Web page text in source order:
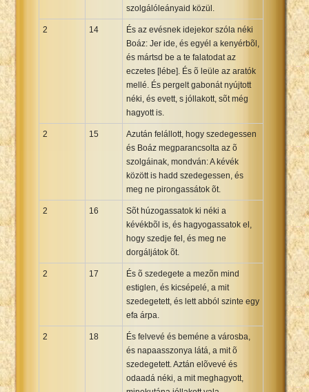
szolgálóleányaid közül.
2 14
És az evésnek idejekor szóla néki
Boáz: Jer ide, és egyél a kenyérbõl,
és mártsd be a te falatodat az
eczetes [lébe]. És õ leüle az aratók
mellé. És pergelt gabonát nyújtott
néki, és evett, s jóllakott, sõt még
hagyott is.
2 15
Azután felállott, hogy szedegessen
és Boáz megparancsolta az õ
szolgáinak, mondván: A kévék
között is hadd szedegessen, és
meg ne pirongassátok õt.
2 16
Sõt húzogassatok ki néki a
kévékbõl is, és hagyogassatok el,
hogy szedje fel, és meg ne
dorgáljátok õt.
2 17
És õ szedegete a mezõn mind
estiglen, és kicsépelé, a mit
szedegetett, és lett abból szinte egy
efa árpa.
2 18
És felvevé és beméne a városba,
és napaasszonya látá, a mit õ
szedegetett. Aztán elõvevé és
odaadá néki, a mit meghagyott,